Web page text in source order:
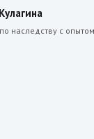
наследству с